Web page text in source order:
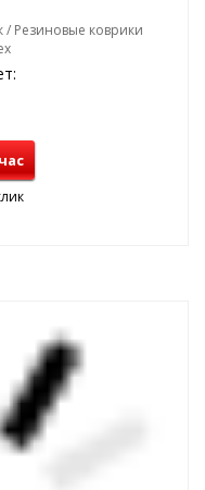
/ Резиновые коврики